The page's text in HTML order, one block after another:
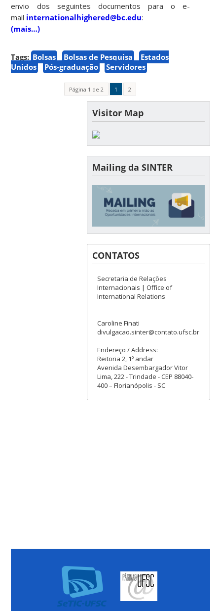
envio dos seguintes documentos para o e-
mail internationalhighered@bc.edu:
(mais…)
Tags: Bolsas Bolsas de Pesquisa
Estados
Unidos
Pós-graduação Servidores
Página 1 de 2 1 2
Visitor Map
Mailing da SINTER
CONTATOS
Secretaria de Relações
Internacionais | Office of
International Relations
Caroline Finati
divulgacao.sinter@contato.ufsc.br
Endereço / Address:
Reitoria 2, 1º andar
Avenida Desembargador Vitor
Lima, 222 - Trindade - CEP 88040-
400 – Florianópolis - SC